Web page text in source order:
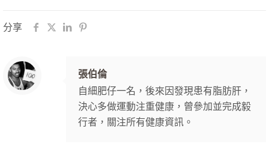
分享
張伯倫
自細肥仔一名，後來因發現患有脂肪肝，
決心多做運動注重健康，曾參加並完成毅
行者，關注所有健康資訊。